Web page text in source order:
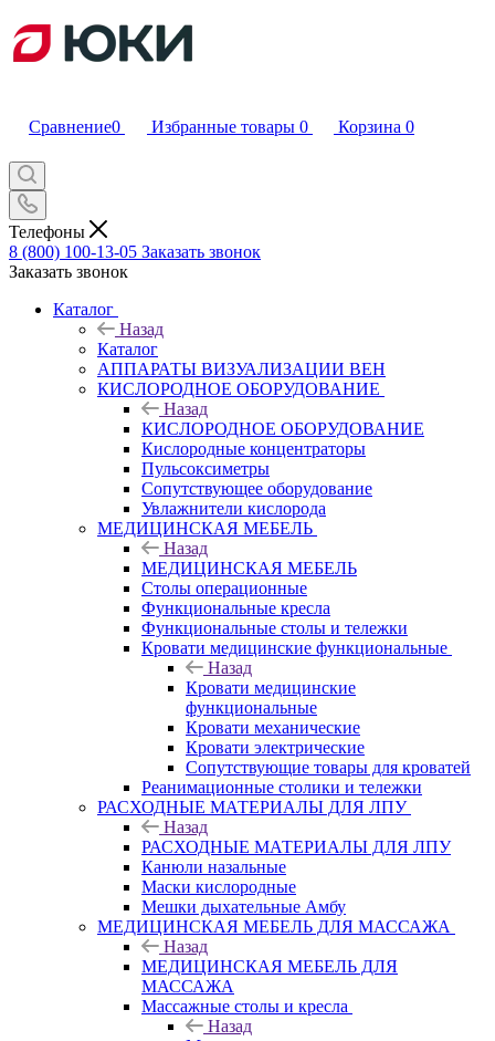
Сравнение0 Избранные товары 0 Корзина 0
Телефоны
8 (800) 100-13-05 Заказать звонок
Заказать звонок
Каталог
Назад
Каталог
АППАРАТЫ ВИЗУАЛИЗАЦИИ ВЕН
КИСЛОРОДНОЕ ОБОРУДОВАНИЕ
Назад
КИСЛОРОДНОЕ ОБОРУДОВАНИЕ
Кислородные концентраторы
Пульсоксиметры
Сопутствующее оборудование
Увлажнители кислорода
МЕДИЦИНСКАЯ МЕБЕЛЬ
Назад
МЕДИЦИНСКАЯ МЕБЕЛЬ
Столы операционные
Функциональные кресла
Функциональные столы и тележки
Кровати медицинские функциональные
Назад
Кровати медицинские
функциональные
Кровати механические
Кровати электрические
Сопутствующие товары для кроватей
Реанимационные столики и тележки
РАСХОДНЫЕ МАТЕРИАЛЫ ДЛЯ ЛПУ
Назад
РАСХОДНЫЕ МАТЕРИАЛЫ ДЛЯ ЛПУ
Канюли назальные
Маски кислородные
Мешки дыхательные Амбу
МЕДИЦИНСКАЯ МЕБЕЛЬ ДЛЯ МАССАЖА
Назад
МЕДИЦИНСКАЯ МЕБЕЛЬ ДЛЯ
МАССАЖА
Массажные столы и кресла
Назад